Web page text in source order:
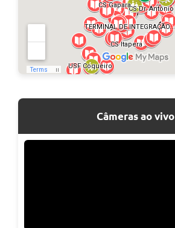
Câmeras ao vivo